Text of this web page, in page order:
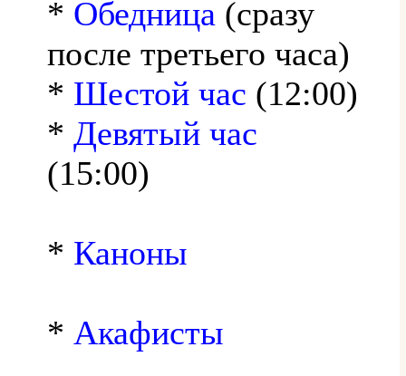
* Обедница (сразу
после третьего часа)
* Шестой час (12:00)
* Девятый час
(15:00)
* Каноны
* Акафисты